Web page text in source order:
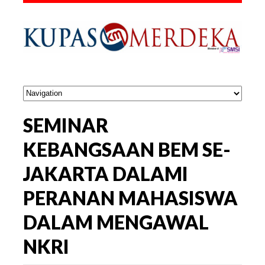
SEMINAR
KEBANGSAAN BEM SE-
JAKARTA DALAMI
PERANAN MAHASISWA
DALAM MENGAWAL
NKRI